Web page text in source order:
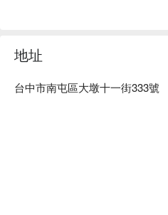
地址
台中市南屯區大墩十一街333號